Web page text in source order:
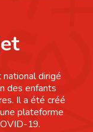
dirigé
des enfants
Il a été créé
plateforme
19.